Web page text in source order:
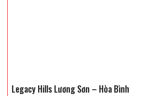
Legacy Hills Lương Sơn – Hòa Bình